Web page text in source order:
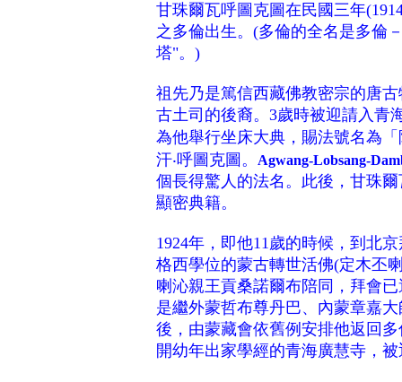
甘珠爾瓦呼圖克圖在民國三年
之多倫出生。(多倫的全名是多倫
塔"。)
祖先乃是篤信西藏佛教密宗的唐
古土司的後裔。3歲時被迎請入青
為他舉行坐床大典，賜法號名為
汗‧呼圖克圖。
Agwang-Lobsang-
個長得驚人的法名。此後，甘珠
顯密典籍。
1924年，即他11歲的時候，到北
格西學位的蒙古轉世活佛(定木丕
喇沁親王貢桑諾爾布陪同，拜會
是繼外蒙哲布尊丹巴、內蒙章嘉
後，由蒙藏會依舊例安排他返回
開幼年出家學經的青海廣慧寺，